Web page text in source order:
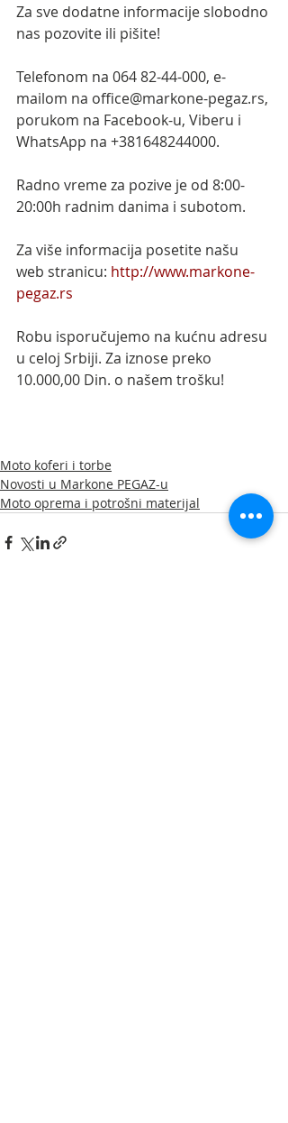
Za sve dodatne informacije slobodno
nas pozovite ili pišite!
Telefonom na 064 82-44-000, e-
mailom na office@markone-pegaz.rs,
porukom na Facebook-u, Viberu i
WhatsApp na +381648244000.
Radno vreme za pozive je od 8:00-
20:00h radnim danima i subotom.
Za više informacija posetite našu
web stranicu: http://www.markone-
pegaz.rs
Robu isporučujemo na kućnu adresu
u celoj Srbiji. Za iznose preko
10.000,00 Din. o našem trošku!
Moto koferi i torbe
Novosti u Markone PEGAZ-u
Moto oprema i potrošni materijal